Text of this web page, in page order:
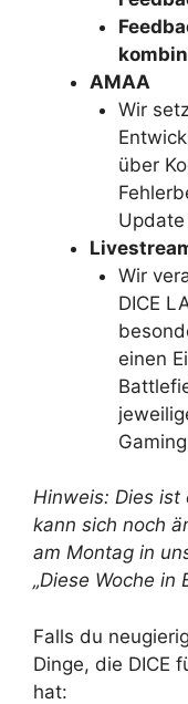
AMAA
Wir
über
Wir
DICE
einen
Hinweis: Dies ist
kann sich noch
am Montag in
„Diese Woche in
Falls du
Dinge, die DICE
hat: